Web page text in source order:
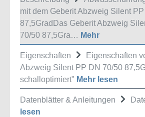
mit dem Geberit Abzweig Silent
87,5GradDas Geberit Abzweig
70/50 87,5Gra… Mehr
Eigenschaften
Eigenschaften
Abzweig Silent PP DN 70/50
schalloptimiert" Mehr lesen
Datenblätter & Anleitungen
lesen